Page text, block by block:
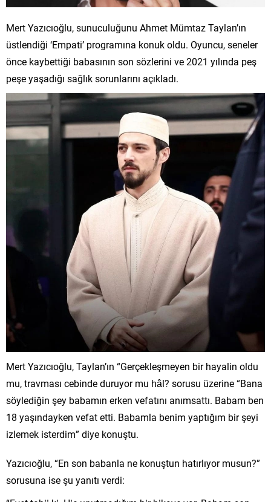
Mert Yazıcıoğlu, sunuculuğunu Ahmet Mümtaz Taylan’ın
üstlendiği ‘Empati’ programına konuk oldu. Oyuncu, seneler
önce kaybettiği babasının son sözlerini ve 2021 yılında peş
peşe yaşadığı sağlık sorunlarını açıkladı.
Mert Yazıcıoğlu, Taylan’ın “Gerçekleşmeyen bir hayalin oldu
mu, travması cebinde duruyor mu hâl? sorusu üzerine “Bana
söylediğin şey babamın erken vefatını anımsattı. Babam ben
18 yaşındayken vefat etti. Babamla benim yaptığım bir şeyi
izlemek isterdim” diye konuştu.
Yazıcıoğlu, “En son babanla ne konuştun hatırlıyor musun?”
sorusuna ise şu yanıtı verdi: